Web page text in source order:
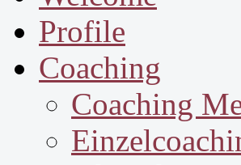
Profile
Coaching
Coaching